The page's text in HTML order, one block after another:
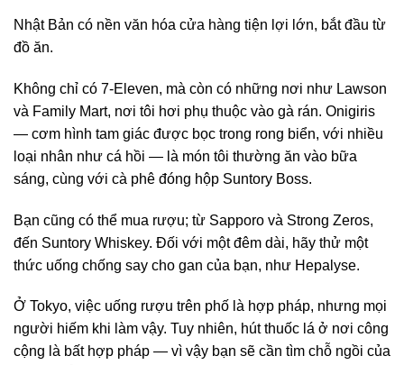
Nhật Bản có nền văn hóa cửa hàng tiện lợi lớn, bắt đầu từ
đồ ăn.
Không chỉ có 7-Eleven, mà còn có những nơi như Lawson
và Family Mart, nơi tôi hơi phụ thuộc vào gà rán. Onigiris
— cơm hình tam giác được bọc trong rong biển, với nhiều
loại nhân như cá hồi — là món tôi thường ăn vào bữa
sáng, cùng với cà phê đóng hộp Suntory Boss.
Bạn cũng có thể mua rượu; từ Sapporo và Strong Zeros,
đến Suntory Whiskey. Đối với một đêm dài, hãy thử một
thức uống chống say cho gan của bạn, như Hepalyse.
Ở Tokyo, việc uống rượu trên phố là hợp pháp, nhưng mọi
người hiếm khi làm vậy. Tuy nhiên, hút thuốc lá ở nơi công
cộng là bất hợp pháp — vì vậy bạn sẽ cần tìm chỗ ngồi của